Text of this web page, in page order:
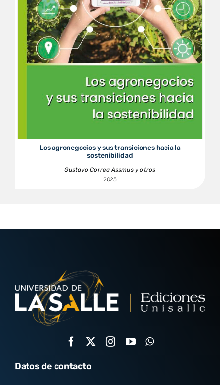
Los agronegocios y sus transiciones hacia la
sostenibilidad
Gustavo Correa Assmus y otros
2025
Datos de contacto